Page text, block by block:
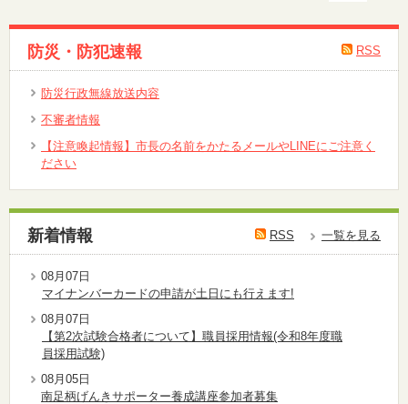
防災・防犯速報
防災行政無線放送内容
不審者情報
【注意喚起情報】市長の名前をかたるメールやLINEにご注意く
ださい
RSS
新着情報
08月07日
マイナンバーカードの申請が土日にも行えます!
08月07日
【第2次試験合格者について】職員採用情報(令和8年度職
員採用試験)
08月05日
南足柄げんきサポーター養成講座参加者募集
RSS 一覧を見る